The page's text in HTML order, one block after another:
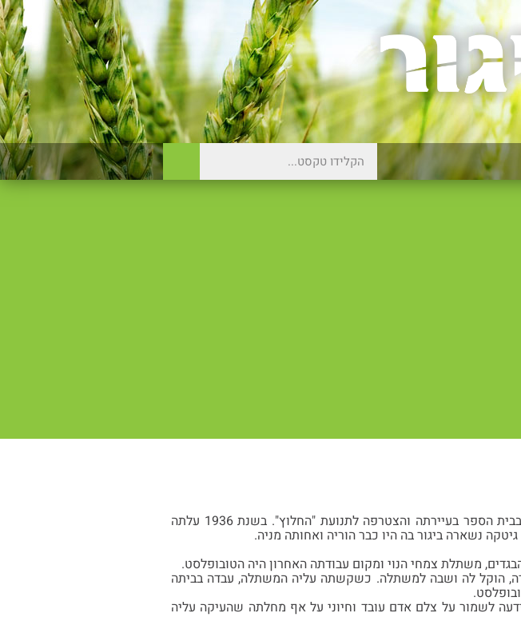
גיטקה נולדה בשנת 1909 בעיירה ברזניץ אשר בפולין. למדה בבית הספר בעיירתה והצטרפה לתנועת "החלוץ". בשנת 1936 עלתה
נשארה ביגור בה היו כבר הוריה ואחותה מניה.
משתלת צמחי הנוי ומקום עבודתה האחרון היה הטובופלסט.
הוקל לה ושבה למשתלה. כשקשתה עליה המשתלה, עבדה בביתה
לשמור על צלם אדם עובד וחיוני על אף מחלתה שהעיקה עליה